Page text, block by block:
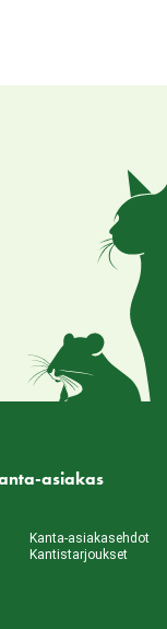
asiakas
Kanta-asiakasehdot
Kantistarjoukset